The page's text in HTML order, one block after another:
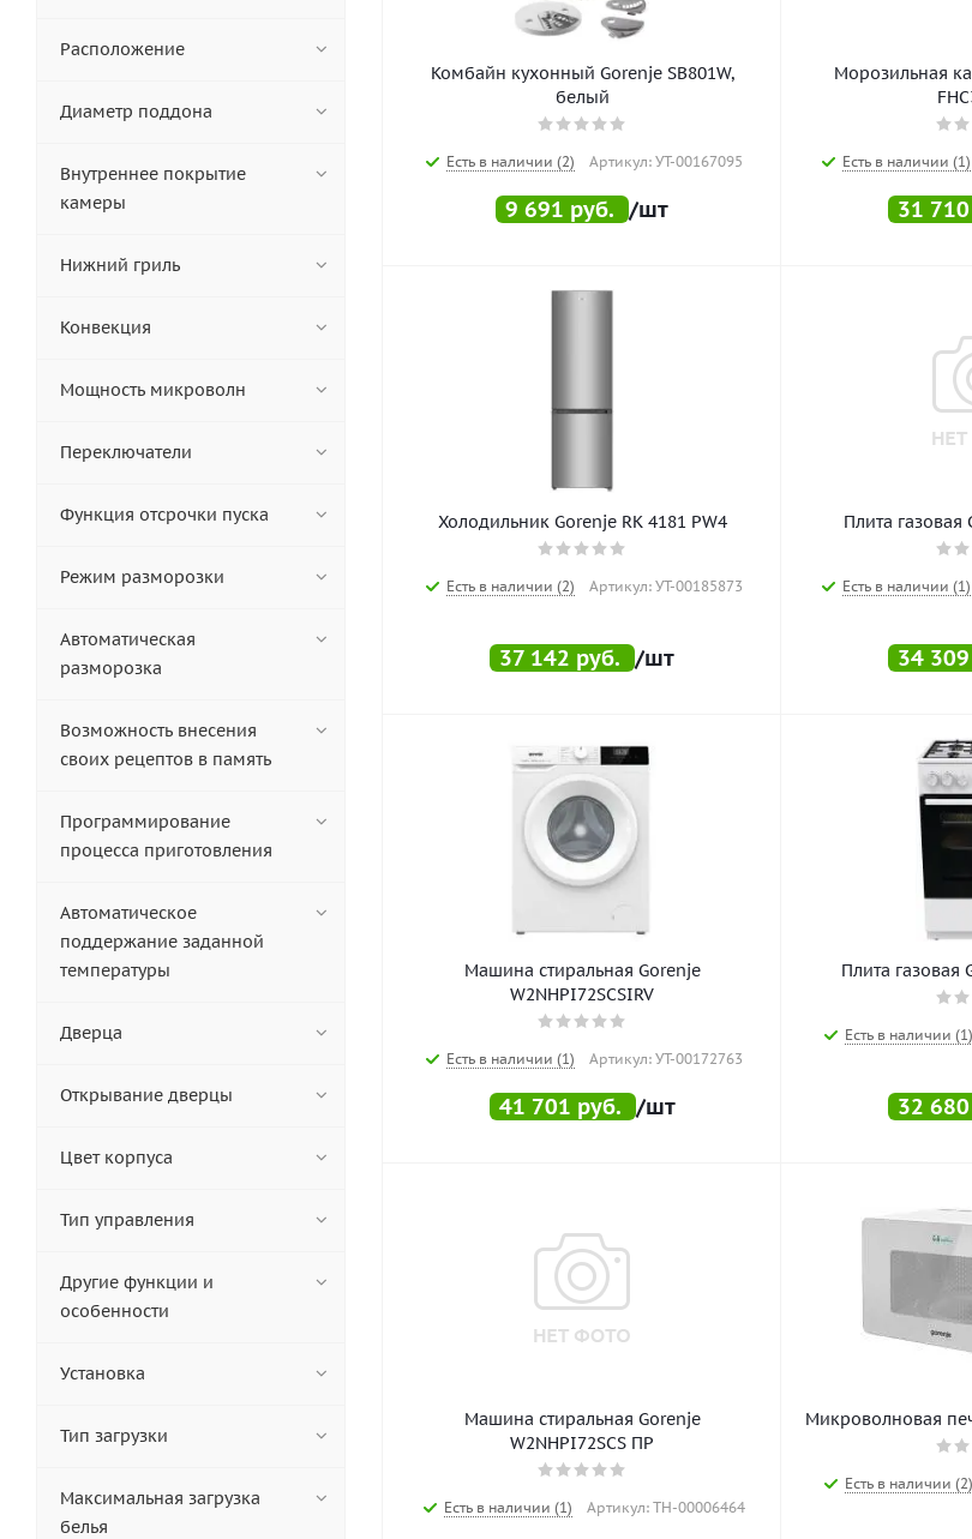
Комбайн кухонный Gorenje SB801W,
белый
Есть в наличии (2) Артикул: УТ-00167095
9 691 руб. /шт
Морозильная
Есть в наличии (1)
31 710
Холодильник Gorenje RK 4181 PW4
Есть в наличии (2) Артикул: УТ-00185873
37 142 руб. /шт
Плита газовая
Есть в наличии (1)
34 309
Машина стиральная Gorenje
W2NHPI72SCSIRV
Есть в наличии (1) Артикул: УТ-00172763
41 701 руб. /шт
Плита газовая
Есть в наличии (1)
32 680
Машина стиральная Gorenje
W2NHPI72SCS ПР
Есть в наличии (1) Артикул: ТН-00006464
Микроволновая
Есть в наличии (2)
Расположение
Диаметр поддона
Внутреннее покрытие
камеры
Нижний гриль
Конвекция
Мощность микроволн
Переключатели
Функция отсрочки пуска
Режим разморозки
Автоматическая
разморозка
Возможность внесения
своих рецептов в память
Программирование
процесса приготовления
Автоматическое
поддержание заданной
температуры
Дверца
Открывание дверцы
Цвет корпуса
Тип управления
Другие функции и
особенности
Установка
Тип загрузки
Максимальная загрузка
белья